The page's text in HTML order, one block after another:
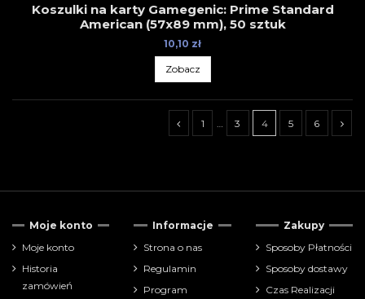
Koszulki na karty Gamegenic: Prime Standard
American (57x89 mm), 50 sztuk
10,10 zł
Zobacz
1 3 4 5 6
Cena
zł
Moje konto
Moje konto
Historia
zamówień
Informacje
Strona o nas
Regulamin
Program
Zakupy
Sposoby Płatności
Sposoby dostawy
Czas Realizacji